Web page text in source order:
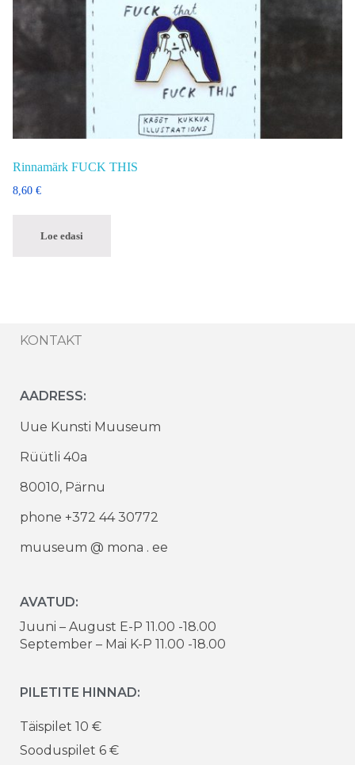
Rinnamärk FUCK THIS
8,60 €
Loe edasi
KONTAKT
AADRESS:
Uue Kunsti Muuseum
Rüütli 40a
80010, Pärnu
phone +372 44 30772
muuseum @ mona . ee
AVATUD:
Juuni – August E-P 11.00 -18.00
September – Mai K-P 11.00 -18.00
PILETITE HINNAD:
Täispilet 10 €
Sooduspilet 6 €